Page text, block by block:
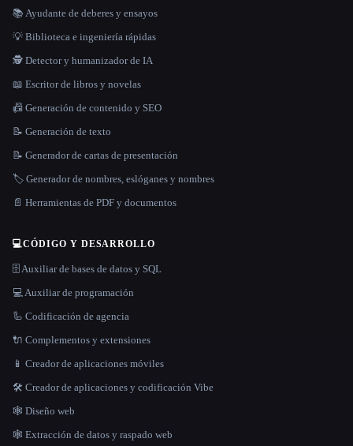
📚 Ayudante de deberes y ensayos
💡 Biblioteca e ingeniería rápidas
🕵️ Detector y humanizador de IA
📖 Escritor de libros y novelas
📠 Generación de contenido y SEO
📝 Generación de texto
📝 Generador de cartas de presentación
🏷️ Generador de nombres, eslóganes y nombres
📄 Herramientas de PDF y documentos
💻CÓDIGO Y DESARROLLO
🗄️ Auxiliar de bases de datos y SQL
💻 Auxiliar de programación
🦾 Codificación de agencia
🔌 Complementos y extensiones
📱 Creador de aplicaciones móviles
🛠️ Creador de aplicaciones y codificación Vibe
🕸 Diseño web
🕸️ Extracción de datos y raspado web